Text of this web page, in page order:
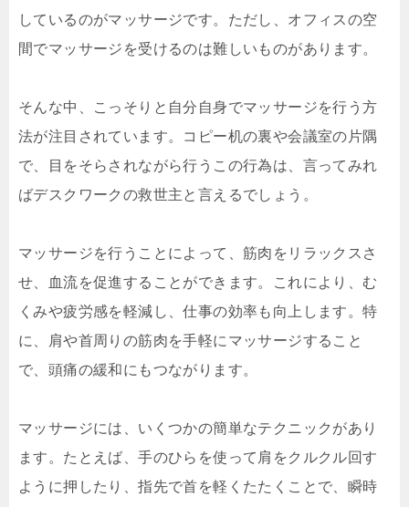
しているのがマッサージです。ただし、オフィスの空
間でマッサージを受けるのは難しいものがあります。
そんな中、こっそりと自分自身でマッサージを行う方
法が注目されています。コピー机の裏や会議室の片隅
で、目をそらされながら行うこの行為は、言ってみれ
ばデスクワークの救世主と言えるでしょう。
マッサージを行うことによって、筋肉をリラックスさ
せ、血流を促進することができます。これにより、む
くみや疲労感を軽減し、仕事の効率も向上します。特
に、肩や首周りの筋肉を手軽にマッサージすること
で、頭痛の緩和にもつながります。
マッサージには、いくつかの簡単なテクニックがあり
ます。たとえば、手のひらを使って肩をクルクル回す
ように押したり、指先で首を軽くたたくことで、瞬時